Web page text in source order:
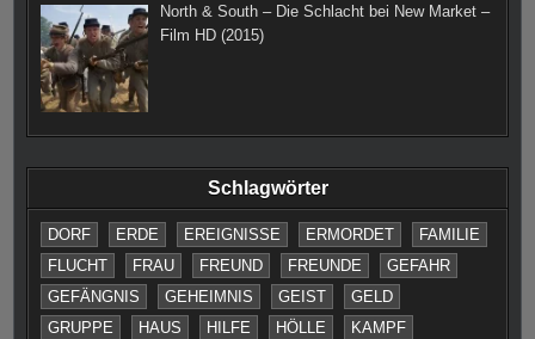
North & South – Die Schlacht bei New Market –
Film HD (2015)
Schlagwörter
DORF ERDE EREIGNISSE ERMORDET
FAMILIE
FLUCHT
FRAU FREUND FREUNDE
GEFAHR
GEFÄNGNIS
GEHEIMNIS GEIST
GELD
GRUPPE
HAUS HILFE HÖLLE
KAMPF